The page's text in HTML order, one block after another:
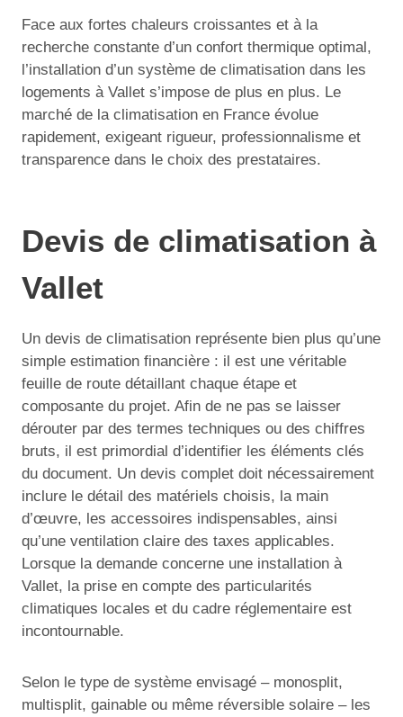
Face aux fortes chaleurs croissantes et à la
recherche constante d’un confort thermique optimal,
l’installation d’un système de climatisation dans les
logements à Vallet s’impose de plus en plus. Le
marché de la climatisation en France évolue
rapidement, exigeant rigueur, professionnalisme et
transparence dans le choix des prestataires.
Devis de climatisation à
Vallet
Un devis de climatisation représente bien plus qu’une
simple estimation financière : il est une véritable
feuille de route détaillant chaque étape et
composante du projet. Afin de ne pas se laisser
dérouter par des termes techniques ou des chiffres
bruts, il est primordial d’identifier les éléments clés
du document. Un devis complet doit nécessairement
inclure le détail des matériels choisis, la main
d’œuvre, les accessoires indispensables, ainsi
qu’une ventilation claire des taxes applicables.
Lorsque la demande concerne une installation à
Vallet, la prise en compte des particularités
climatiques locales et du cadre réglementaire est
incontournable.
Selon le type de système envisagé – monosplit,
multisplit, gainable ou même réversible solaire – les